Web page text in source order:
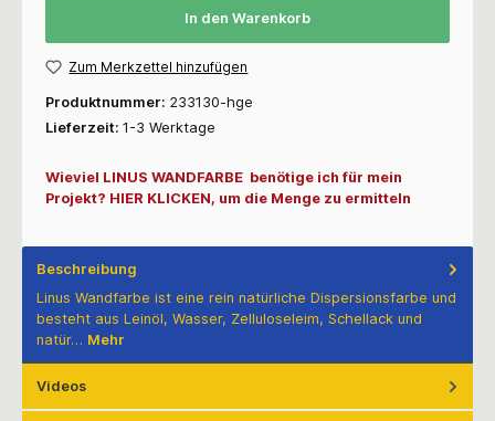
In den Warenkorb
Zum Merkzettel hinzufügen
Produktnummer: 233130-hge
Lieferzeit: 1-3 Werktage
Wieviel LINUS WANDFARBE benötige ich für mein
Projekt? HIER KLICKEN, um die Menge zu ermitteln
Beschreibung
Linus Wandfarbe ist eine rein natürliche Dispersionsfarbe und
besteht aus Leinöl, Wasser, Zelluloseleim, Schellack und
natür… Mehr
Videos